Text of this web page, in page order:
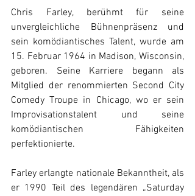
Chris Farley, berühmt für seine
unvergleichliche Bühnenpräsenz und
sein komödiantisches Talent, wurde am
15. Februar 1964 in Madison, Wisconsin,
geboren. Seine Karriere begann als
Mitglied der renommierten Second City
Comedy Troupe in Chicago, wo er sein
Improvisationstalent und seine
komödiantischen Fähigkeiten
perfektionierte.
Farley erlangte nationale Bekanntheit, als
er 1990 Teil des legendären „Saturday